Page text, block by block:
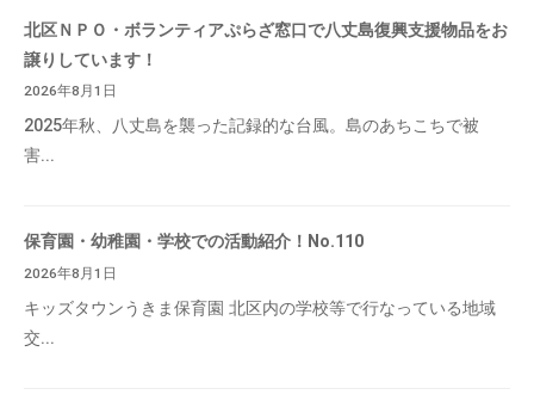
北区ＮＰＯ・ボランティアぷらざ窓口で八丈島復興支援物品をお
譲りしています！
2026年8月1日
2025年秋、八丈島を襲った記録的な台風。島のあちこちで被
害...
保育園・幼稚園・学校での活動紹介！No.110
2026年8月1日
キッズタウンうきま保育園 北区内の学校等で行なっている地域
交...